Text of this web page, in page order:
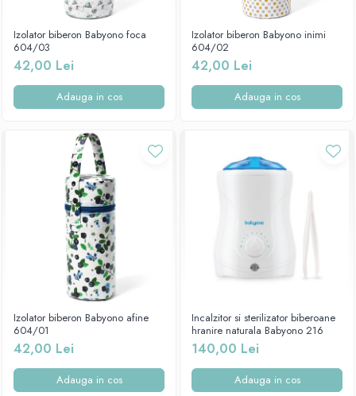
Izolator biberon Babyono foca
604/03
42,00 Lei
Adauga in cos
Izolator biberon Babyono inimi
604/02
42,00 Lei
Adauga in cos
Izolator biberon Babyono afine
604/01
42,00 Lei
Adauga in cos
Incalzitor si sterilizator biberoane
hranire naturala Babyono 216
140,00 Lei
Adauga in cos